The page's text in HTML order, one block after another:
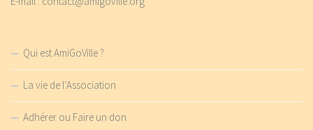
Qui est AmiGoVille ?
La vie de l’Association
Adhérer ou Faire un don